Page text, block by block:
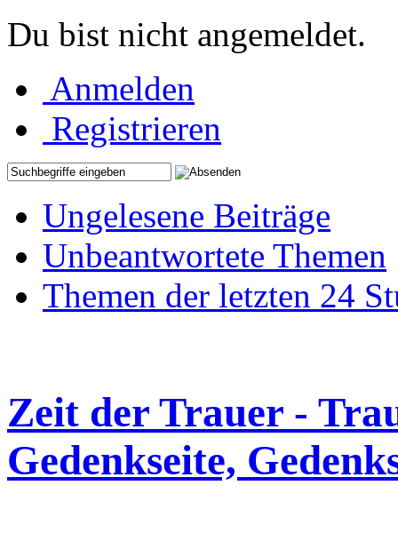
Du bist nicht angemeldet.
Anmelden
Registrieren
Ungelesene Beiträge
Unbeantwortete Themen
Themen der letzten 24
Zeit der Trauer -
Gedenkseite,